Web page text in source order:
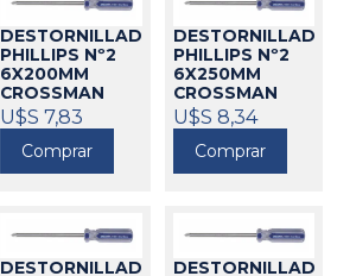
DESTORNILLADOR
PHILLIPS Nº2
6X200MM
CROSSMAN
550034
U$S 7,83
Comprar
PHILLIPS Nº2
6X250MM
CROSSMAN
550035
U$S 8,34
Comprar
DESTORNILLADOR